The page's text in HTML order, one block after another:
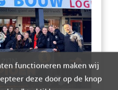
functioneren maken wij
deze door op de knop